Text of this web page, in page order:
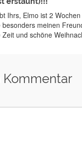
Ihrs, Elmo ist 2
besonders meinen
Zeit und schöne
Kommentar